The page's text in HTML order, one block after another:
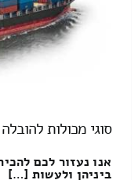
סוגי מכולות
אנו נעזור לכם
ביניהן ולעשות […]